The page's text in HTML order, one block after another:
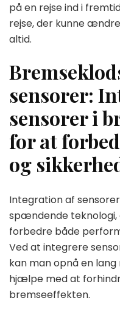
på en rejse ind i
rejse, der kunne
altid.
sensorer:
sensorer i
for at
og
Integration af
spændende
forbedre både
Ved at integrere
kan man opnå en
hjælpe med at
bremseeffekten.